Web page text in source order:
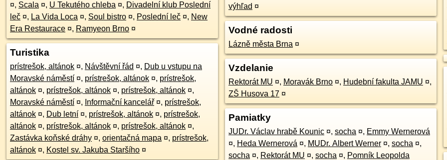
¤, Scala ¤, U Tekutého chleba ¤, Divadelní klub Poslední
leč ¤, La Vida Loca ¤, Soul bistro ¤, Poslední leč ¤, New
Era Restaurace ¤, Ramyeon Brno ¤
Turistika
prístrešok, altánok ¤, Návštěvní řád ¤, Dub u vstupu na
Moravské náměstí ¤, prístrešok, altánok ¤, prístrešok,
altánok ¤, prístrešok, altánok ¤, prístrešok, altánok ¤,
Moravské náměstí ¤, Informační kancelář ¤, prístrešok,
altánok ¤, Dub letní ¤, prístrešok, altánok ¤, prístrešok,
altánok ¤, prístrešok, altánok ¤, prístrešok, altánok ¤,
Zastávka koňské dráhy ¤, orientačná mapa ¤, prístrešok,
altánok ¤, Kostel sv. Jakuba Staršího ¤
výhľad ¤
Vodné radosti
Lázně města Brna ¤
Vzdelanie
Rektorát MU ¤, Moravák Brno ¤, Hudební fakulta JAMU ¤,
ZŠ Husova 17 ¤
Pamiatky
JUDr. Václav hrabě Kounic ¤, socha ¤, Emmy Wernerová
¤, Heda Wernerová ¤, MUDr. Albert Werner ¤, socha ¤,
socha ¤, Rektorát MU ¤, socha ¤, Pomník Leopolda